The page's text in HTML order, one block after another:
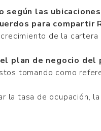
las
para compartir
de la
plan de negocio del
tomando como
la tasa de ocupación,